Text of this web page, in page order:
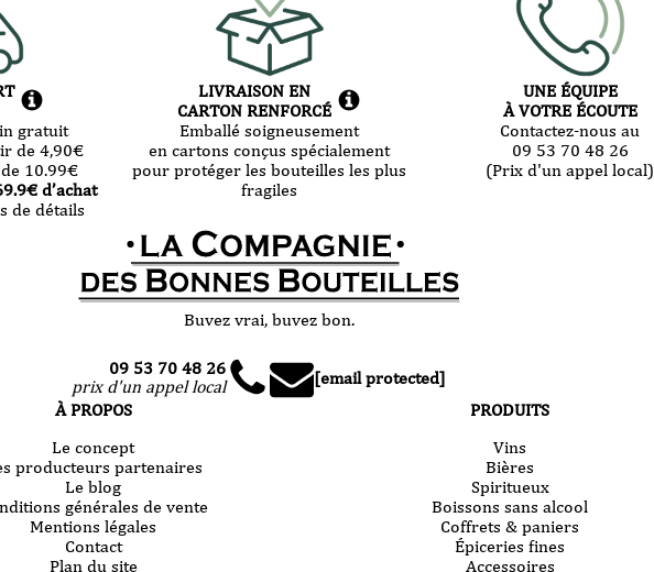
gratuit
de 4,90€
10.99€
€ d’achat
de détails
LIVRAISON EN
CARTON RENFORCÉ
Emballé soigneusement
en cartons conçus spécialement
pour protéger les bouteilles les plus
fragiles
UNE ÉQUIPE
À VOTRE ÉCOUTE
Contactez-nous au
09 53 70 48 26
(Prix d'un appel local)
Buvez vrai, buvez bon.
09 53 70 48 26
prix d'un appel local
[email protected]
À PROPOS
Le concept
producteurs partenaires
Le blog
générales de vente
Mentions légales
Contact
Plan du site
PRODUITS
Vins
Bières
Spiritueux
Boissons sans alcool
Coffrets & paniers
Épiceries fines
Accessoires